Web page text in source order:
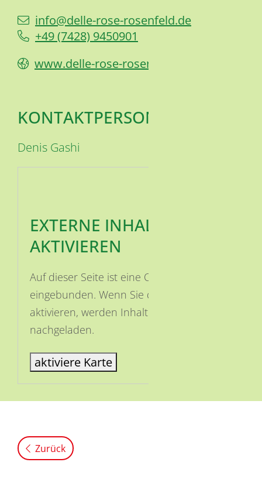
info@delle-rose-rosenfeld.de
+49 (7428) 9450901
www.delle-rose-rosenfeld.de
KONTAKTPERSON
Denis Gashi
EXTERNE INHALTE
AKTIVIEREN
Auf dieser Seite ist eine OSM Karte
eingebunden. Wenn Sie die Karte
aktivieren, werden Inhalte von OSM
nachgeladen.
aktiviere Karte
Zurück